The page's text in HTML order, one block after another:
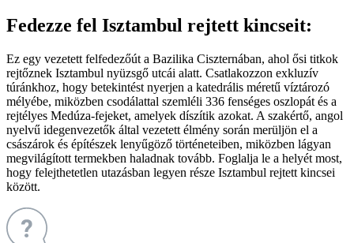
Fedezze fel Isztambul rejtett kincseit:
Ez egy vezetett felfedezőút a Bazilika Ciszternában, ahol ősi titkok
rejtőznek Isztambul nyüzsgő utcái alatt. Csatlakozzon exkluzív
túránkhoz, hogy betekintést nyerjen a katedrális méretű víztározó
mélyébe, miközben csodálattal szemléli 336 fenséges oszlopát és a
rejtélyes Medúza-fejeket, amelyek díszítik azokat. A szakértő, angol
nyelvű idegenvezetők által vezetett élmény során merüljön el a
császárok és építészek lenyűgöző történeteiben, miközben lágyan
megvilágított termekben haladnak tovább. Foglalja le a helyét most,
hogy felejthetetlen utazásban legyen része Isztambul rejtett kincsei
között.